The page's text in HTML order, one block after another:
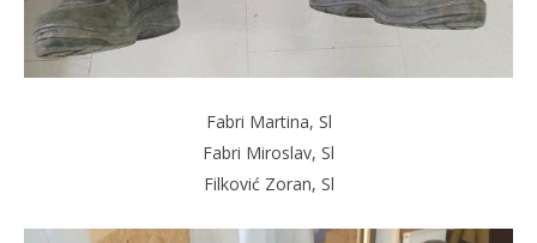
Fabri Martina, Sl
Fabri Miroslav, Sl
Filković Zoran, Sl